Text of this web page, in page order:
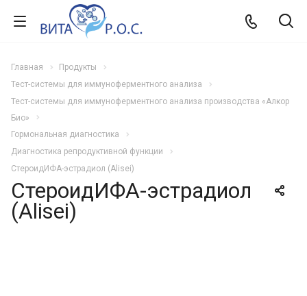
Главная
Продукты
Тест-системы для иммуноферментного анализа
Тест-системы для иммуноферментного анализа производства «Алкор
Био»
Гормональная диагностика
Диагностика репродуктивной функции
СтероидИФА-эстрадиол (Alisei)
СтероидИФА-эстрадиол
(Alisei)